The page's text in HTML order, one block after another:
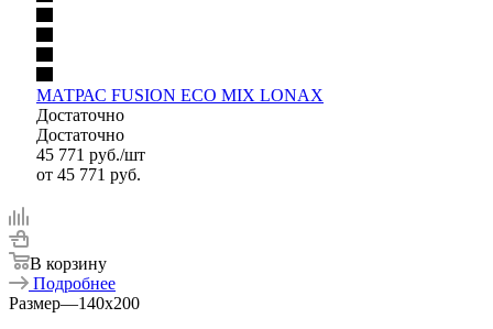
МАТРАС FUSION ECO MIX LONAX
Достаточно
Достаточно
45 771 руб./шт
от 45 771 руб.
В корзину
Подробнее
Размер—140x200